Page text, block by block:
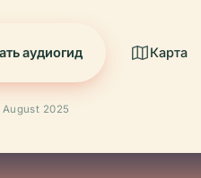
аудиогид Карта
2025